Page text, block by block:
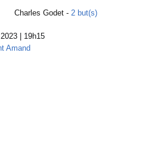
Charles Godet - 2 but(s)
| 19h15
Amand